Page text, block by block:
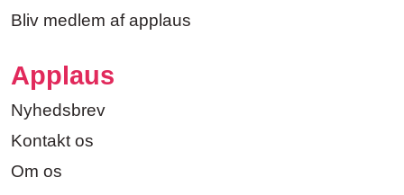
Bliv medlem af applaus
Applaus
Nyhedsbrev
Kontakt os
Om os